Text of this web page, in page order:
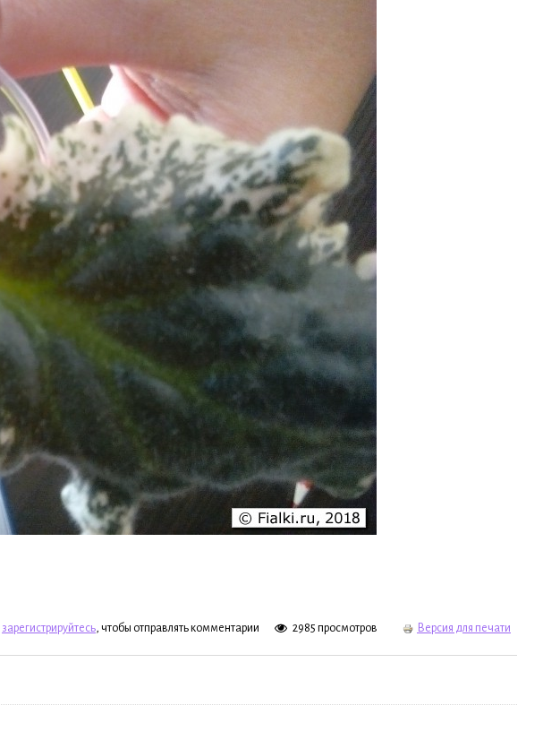
зарегистрируйтесь, чтобы отправлять комментарии 2985 просмотров Версия для печати